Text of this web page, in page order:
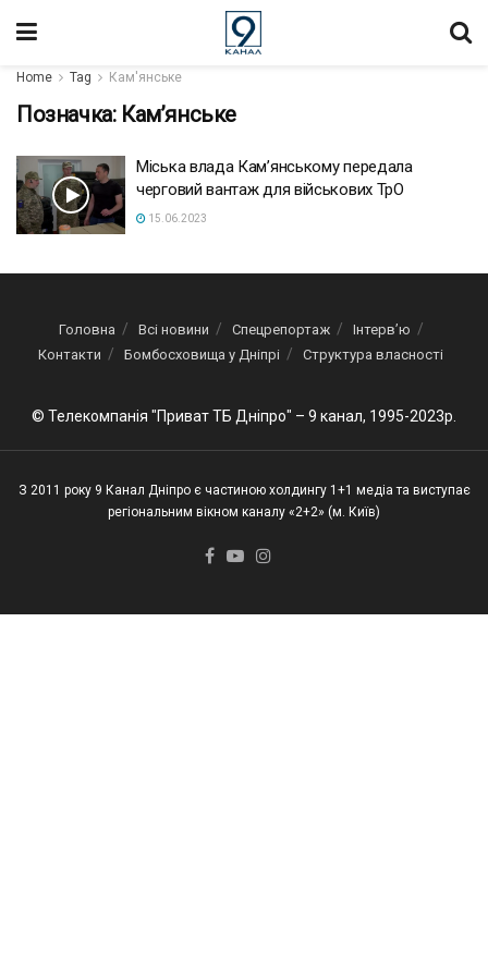
Home Tag Кам'янське
Позначка: Кам’янське
Міська влада Камʼянському передала
черговий вантаж для військових ТрО
15.06.2023
Головна Всі новини Спецрепортаж
Інтерв’ю
Контакти
Бомбосховища у Дніпрі Структура власності
© Телекомпанія "Приват ТБ Дніпро" – 9 канал, 1995-2023р.
З 2011 року 9 Канал Дніпро є частиною холдингу 1+1 медіа та виступає
регіональним вікном каналу «2+2» (м. Київ)